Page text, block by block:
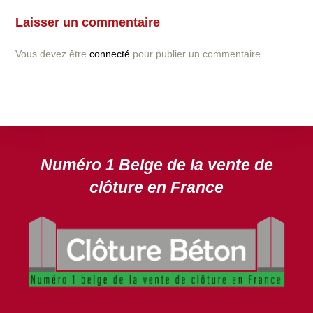
Laisser un commentaire
Vous devez êtreconnecté pour publier un commentaire.
N’hésitez pas à nous contacter ! nous vous proposerons
projet.
Numéro 1 Belge de la vente de
clôture en France